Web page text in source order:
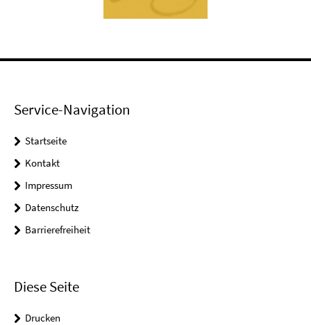
Service-Navigation
Startseite
Kontakt
Impressum
Datenschutz
Barrierefreiheit
Diese Seite
Drucken